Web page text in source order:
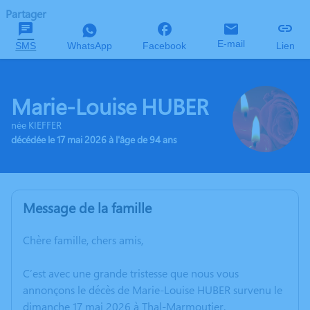
Partager
SMS WhatsApp Facebook E-mail Lien
Marie-Louise HUBER
née KIEFFER
décédée le 17 mai 2026 à l'âge de 94 ans
Message de la famille
Chère famille, chers amis,
C’est avec une grande tristesse que nous vous
annonçons le décès de Marie-Louise HUBER survenu le
dimanche 17 mai 2026 à Thal-Marmoutier.